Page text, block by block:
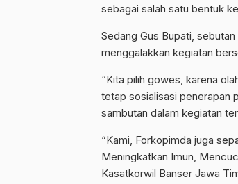
sebagai salah satu bentuk
Sedang Gus Bupati,
menggalakkan kegiatan
“Kita pilih gowes, karena
tetap sosialisasi penerapan
sambutan dalam kegiatan
“Kami, Forkopimda juga
Meningkatkan Imun,
Kasatkorwil Banser Jawa